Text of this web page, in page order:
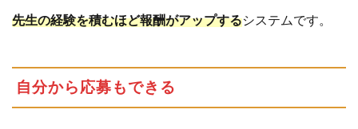
業
5.5 報
酬
先生の経験を積むほど報酬がアップするシステムです。
自分から応募もできる